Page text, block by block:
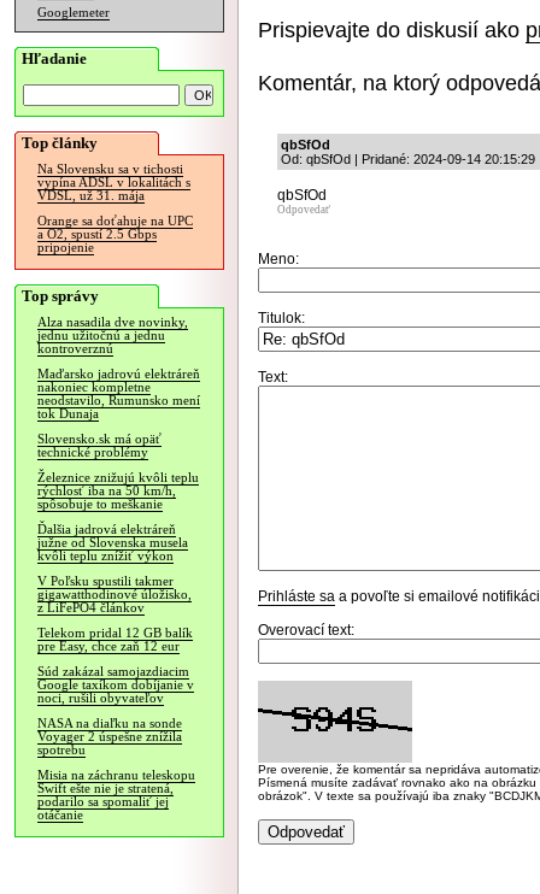
Googlemeter
Hľadanie
Top články
Na Slovensku sa v tichosti
vypína ADSL v lokalitách s
VDSL, už 31. mája
Orange sa doťahuje na UPC
a O2, spustí 2.5 Gbps
pripojenie
Top správy
Alza nasadila dve novinky,
jednu užitočnú a jednu
kontroverznú
Maďarsko jadrovú elektráreň
nakoniec kompletne
neodstavilo, Rumunsko mení
tok Dunaja
Slovensko.sk má opäť
technické problémy
Železnice znižujú kvôli teplu
rýchlosť iba na 50 km/h,
spôsobuje to meškanie
Ďalšia jadrová elektráreň
južne od Slovenska musela
kvôli teplu znížiť výkon
V Poľsku spustili takmer
gigawatthodinové úložisko,
z LiFePO4 článkov
Telekom pridal 12 GB balík
pre Easy, chce zaň 12 eur
Súd zakázal samojazdiacim
Google taxíkom dobíjanie v
noci, rušili obyvateľov
NASA na diaľku na sonde
Voyager 2 úspešne znížila
spotrebu
Misia na záchranu teleskopu
Swift ešte nie je stratená,
podarilo sa spomaliť jej
otáčanie
Prispievajte do diskusií ako
Komentár, na ktorý
qbSfOd
Od: qbSfOd | Pridané: 2024-09-14 20:15:29
qbSfOd
Odpovedať
Meno:
Titulok:
Text:
Prihláste sa a povoľte si emailové
Overovací text:
Pre overenie, že komentár sa nepridáva
Písmená musíte zadávať rovnako ako na
obrázok". V texte sa používajú iba znaky